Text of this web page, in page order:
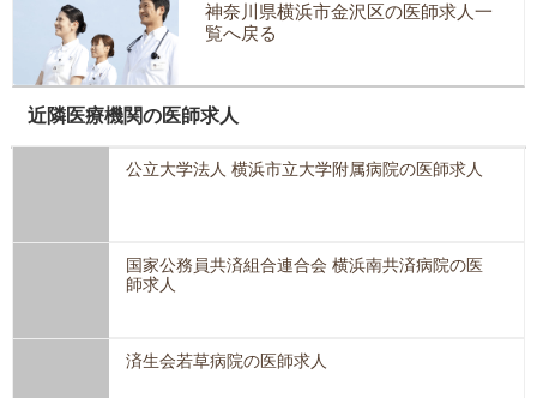
神奈川県横浜市金沢区の医師求人一
覧へ戻る
近隣医療機関の医師求人
公立大学法人 横浜市立大学附属病院の医師求人
国家公務員共済組合連合会 横浜南共済病院の医
師求人
済生会若草病院の医師求人